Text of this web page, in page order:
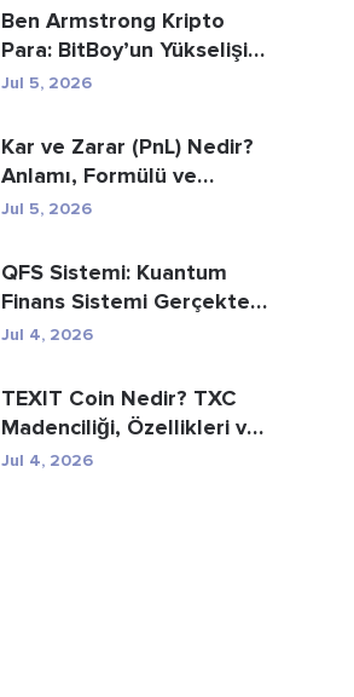
Ben Armstrong Kripto
Para: BitBoy’un Yükselişi
ve Düşüşü
Jul 5, 2026
Kar ve Zarar (PnL) Nedir?
Anlamı, Formülü ve
Hesaplama Yöntemi
Jul 5, 2026
QFS Sistemi: Kuantum
Finans Sistemi Gerçekte
Nedir (2026)
Jul 4, 2026
TEXIT Coin Nedir? TXC
Madenciliği, Özellikleri ve
Düzenleyici R...
Jul 4, 2026